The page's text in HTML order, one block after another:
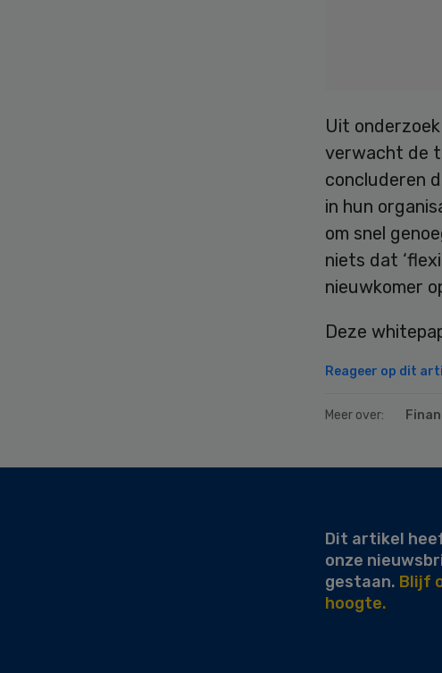
Uit
verwacht de
concluderen
in hun
om snel
niets dat
nieuwkomer
Deze
Reageer op dit
Meer over:
Dit artikel
onze
gestaan. Blijf
hoogte.